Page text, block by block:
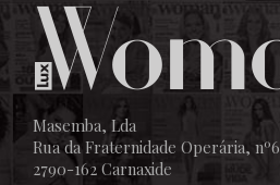
Masemba, Lda
Rua da Fraternidade Operária, nº6
2790-162 Carnaxide